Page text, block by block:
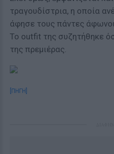
τραγουδίστρια, η οποία
άφησε τους πάντες
Το outfit της συζητήθηκε
της πρεμιέρας.
[ΠΗΓΗ]